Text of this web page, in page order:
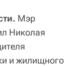
Мэр
Николая
и жилищного